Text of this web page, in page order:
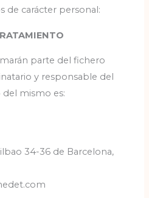
de carácter personal:
parte del fichero
y responsable del
mismo es:
34-36 de Barcelona,